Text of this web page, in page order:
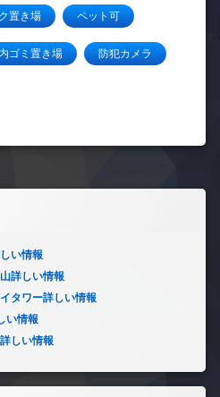
置き場 ペット可
ゴミ置き場 防犯カメラ
い情報
詳しい情報
タワー詳しい情報
い情報
しい情報